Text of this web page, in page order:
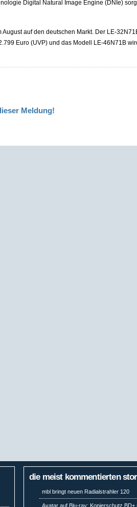
Digital Natural Image Engine (DNIe)
auf den deutschen Markt. Der LE-
Euro (UVP) und das Modell LE-46N71B
Meldung!
die meist kommentierten
mbl bringt neuen Radialstrahler 120
Avatar auf Blu-ray: Kopierschutz BD+